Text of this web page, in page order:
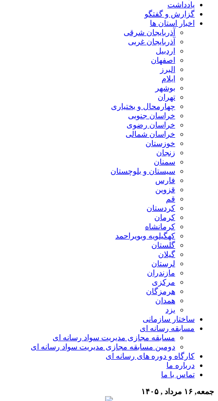
یادداشت
گزارش و گفتگو
اخبار استان ها
آذربایجان شرقی
آذربایجان غربی
اردبیل
اصفهان
البرز
ایلام
بوشهر
تهران
چهارمحال و بختیاری
خراسان جنوبی
خراسان رضوی
خراسان شمالی
خوزستان
زنجان
سمنان
سیستان و بلوچستان
فارس
قزوین
قم
کردستان
کرمان
کرمانشاه
کهگیلویه وبویراحمد
گلستان
گیلان
لرستان
مازندران
مرکزی
هرمزگان
همدان
یزد
ساختار سازمانی
مسابقه رسانه ای
مسابقه مجازی مدیریت سواد رسانه ای
دومین مسابقه مجازی مدیریت سواد رسانه ای
کارگاه و دوره های رسانه ای
درباره ما
تماس با ما
جمعه, ۱۶ مرداد , ۱۴۰۵